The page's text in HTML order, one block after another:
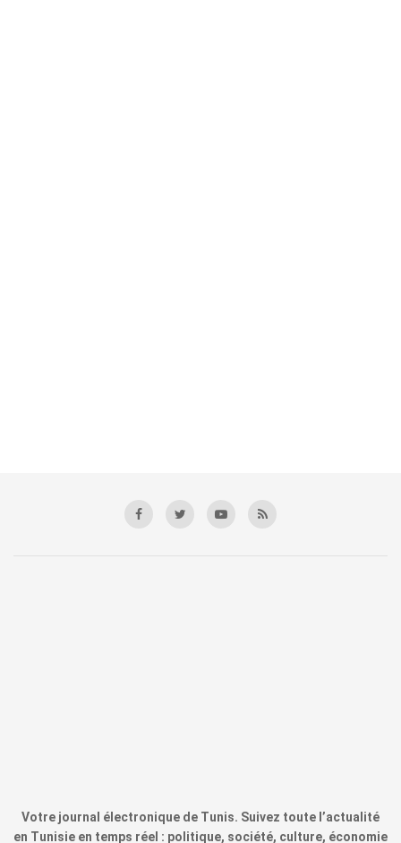
Votre journal électronique de Tunis. Suivez toute l’actualité
en Tunisie en temps réel : politique, société, culture, économie